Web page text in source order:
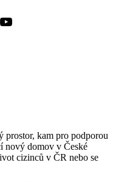
YouTube
prostor, kam pro podporou
nový domov v České
cizinců v ČR nebo se